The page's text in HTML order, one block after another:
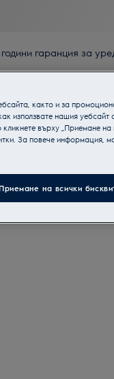
години гаранция за
както и за
използвате нашия уебсайт
върху „Приемане на
За повече информация,
Приемане на всички